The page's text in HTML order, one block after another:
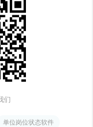
们
单位岗位状态软件